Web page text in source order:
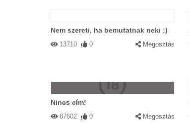
Nem szereti, ha bemutatnak neki :)
13710 0 Megosztás
Nincs cím!
87602 0 Megosztás